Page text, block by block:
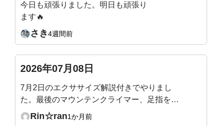
今日も頑張りました。明日も頑張り
ます🔥
さき4週間前
2026年07月08日
7月2日のエクササイズ解説付きでやりまし
た。最後のマウンテンクライマー、足指を突
き指しそうになりながら頑張りました！
Rin☆ran1か月前